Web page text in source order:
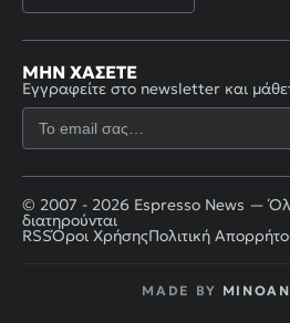
ΜΗΝ ΧΆΣΕΤΕ
Εγγραφείτε στο newsletter και
© 2007 - 2026 Espresso News —
διατηρούνται
RSSΌροι ΧρήσηςΠολιτική
MADE BY